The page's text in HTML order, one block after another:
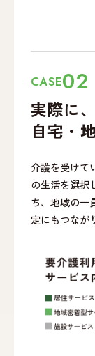
CASE02
実際に
自宅・
介護を受けて
の生活を選択
ち、地域の一
定にもつなが